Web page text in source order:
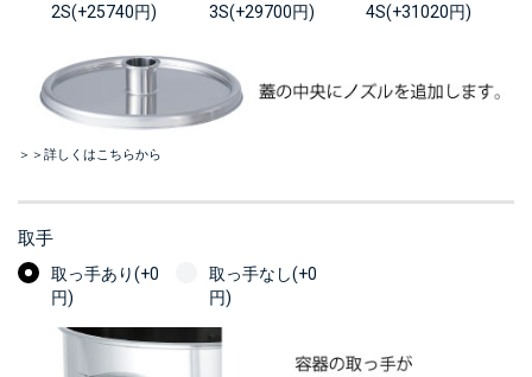
2S(+25740円)
3S(+29700円)
4S(+31020円)
＞＞詳しくはこちらから
取手
取っ手あり(+0
円)
取っ手なし(+0
円)